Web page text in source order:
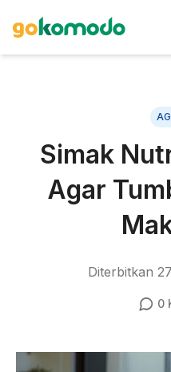
Simak
Agar
Diterbitkan
0